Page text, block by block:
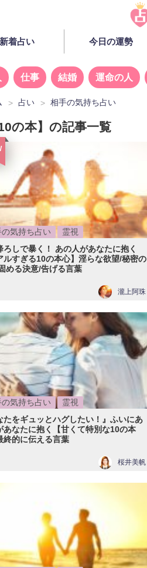
新着占い 今日の運勢
仕事 結婚 運命の人
占い 相手の気持ち占い
10の本】の記事一覧
気持ち占い
霊視
ろしで暴く！ あの人があなたに抱く
ルすぎる10の本心】淫らな欲望/秘密の
める決意/告げる言葉
瀧上阿珠
気持ち占い
霊視
たをギュッとハグしたい！』ふいにあ
あなたに抱く【甘くて特別な10の本
終的に伝える言葉
桜井美帆